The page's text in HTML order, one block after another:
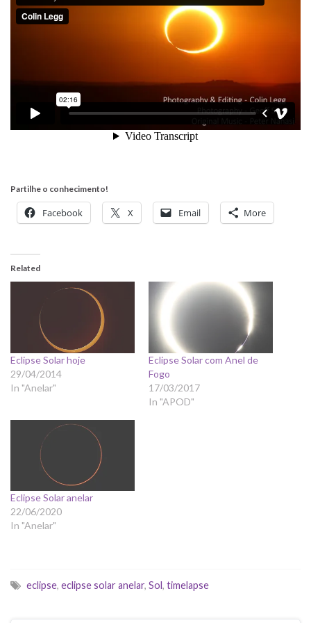
Partilhe o conhecimento!
Facebook X Email More
Related
Eclipse Solar hoje
29/04/2014
In "Anelar"
Eclipse Solar com Anel de
Fogo
17/03/2017
In "APOD"
Eclipse Solar anelar
22/06/2020
In "Anelar"
eclipse, eclipse solar anelar, Sol, timelapse